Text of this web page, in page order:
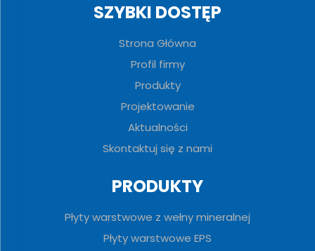
SZYBKI DOSTĘP
Strona Główna
Profil firmy
Produkty
Projektowanie
Aktualności
Skontaktuj się z nami
PRODUKTY
Płyty warstwowe z wełny mineralnej
Płyty warstwowe EPS